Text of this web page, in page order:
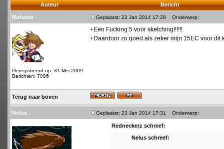
Auteur Bericht
Mafusto Geplaatst: 23 Jan 2014 17:29 Onderwerp:
Geregistreerd op: 31 Mei 2009
Berichten: 7006
+Een Fucking 5 voor sketching!!!!!!
+Daardoor zo goed als zeker mijn 15EC voor dit
Terug naar boven
Nelus Geplaatst: 23 Jan 2014 17:31 Onderwerp:
Redneckerz schreef:
Nelus schreef: